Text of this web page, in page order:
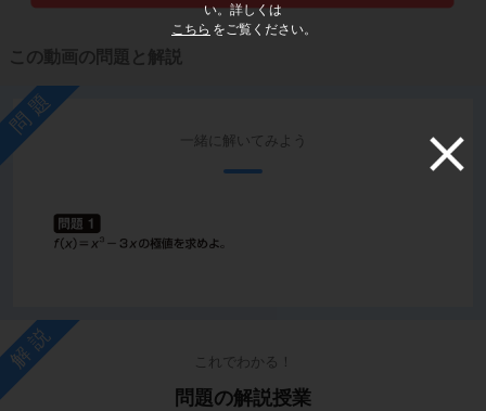
い。詳しくは
こちら をご覧ください。
この動画の問題と解説
問題
一緒に解いてみよう
解説 これでわかる！
問題の解説授業